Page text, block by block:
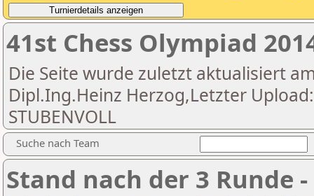
41st Chess Olympiad
Die Seite wurde zuletzt aktualisiert
Dipl.Ing.Heinz Herzog,Letzter Upload:
STUBENVOLL
Suche nach Team
Stand nach der 3 Runde